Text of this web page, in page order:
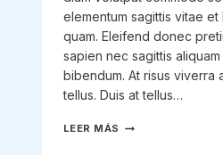
elementum sagittis vitae et
quam. Eleifend donec
sapien nec sagittis
bibendum. At risus viverra
tellus. Duis at tellus…
LEER MÁS TOOLS